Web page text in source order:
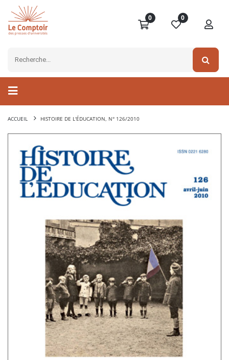
0 0
ACCUEIL HISTOIRE DE L'ÉDUCATION, N° 126/2010